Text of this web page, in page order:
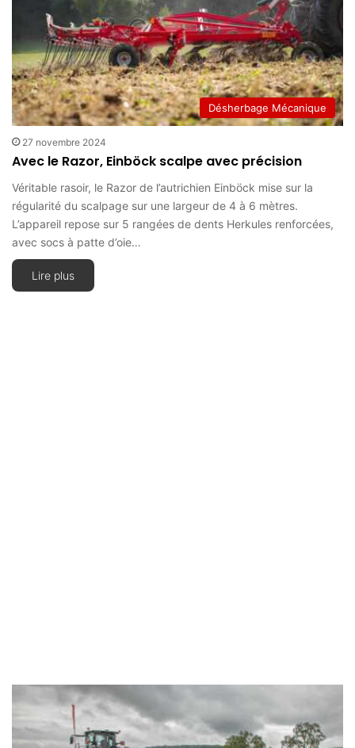
Désherbage Mécanique
27 novembre 2024
Avec le Razor, Einböck scalpe avec précision
Véritable rasoir, le Razor de l’autrichien Einböck mise sur la
régularité du scalpage sur une largeur de 4 à 6 mètres.
L’appareil repose sur 5 rangées de dents Herkules renforcées,
avec socs à patte d’oie…
Lire plus